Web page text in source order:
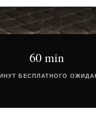
60 min
БЕСПЛАТНОГО